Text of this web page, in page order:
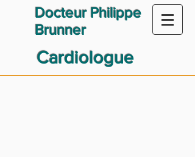
Docteur Philippe
Brunner
Cardiologue